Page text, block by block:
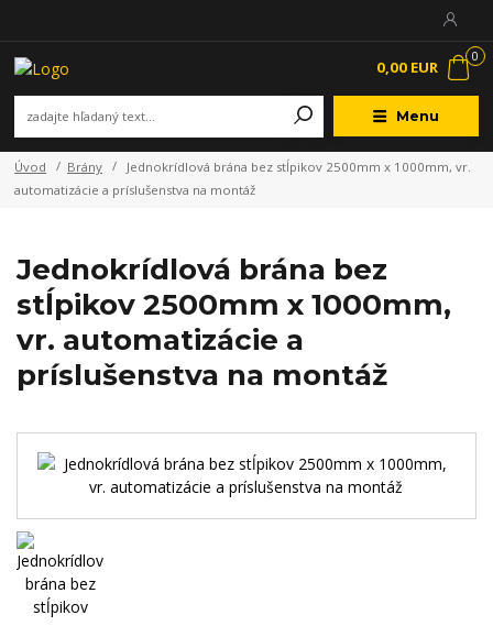
Menu
0
0,00 EUR
Úvod Brány
Jednokrídlová brána bez stĺpikov 2500mm x 1000mm, vr.
automatizácie a príslušenstva na montáž
Jednokrídlová brána bez
stĺpikov 2500mm x 1000mm,
vr. automatizácie a
príslušenstva na montáž